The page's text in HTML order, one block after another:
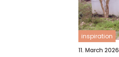
inspiration
11. March 2026